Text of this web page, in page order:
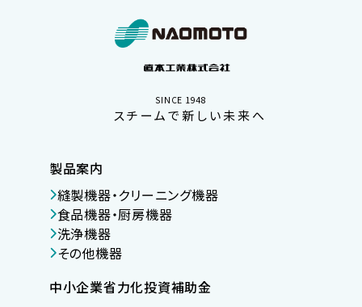
SINCE 1948
スチームで新しい未来へ
製品案内
縫製機器・クリーニング機器
食品機器・厨房機器
洗浄機器
その他機器
中小企業省力化投資補助金